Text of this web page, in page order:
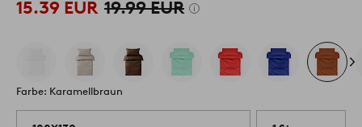
15.39 EUR 19.99 EUR
Farbe: Karamellbraun